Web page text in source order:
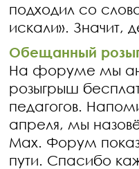
подходил со
искали». Значит,
Обещанный
На форуме мы
розыгрыш
педагогов.
апреля, мы
Max. Форум
пути. Спасибо